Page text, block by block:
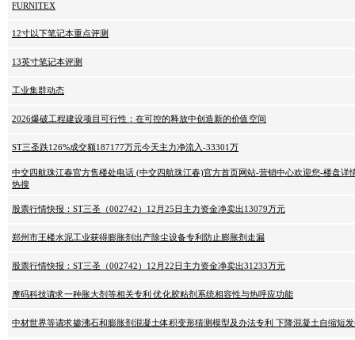
FURNITEX
12寸以下笔记本重点评测
13英寸笔记本评测
工业集群动态
2026爆破工程建设项目可行性：在可控的释放中创造新的价值空间
ST三圣跌126%成交额187177万元今天主力净流入-33301万
中交四航珠江春官方售楼处电话 (中交四航珠江春)官方首页网站-营销中心欢迎您-楼盘详
热搜
股票行情快报：ST三圣（002742）12月25日主力资金净卖出13079万元
郑州市王楼水泥工业获得膨胀剂出产除尘设备专利防止膨胀剂走漏
股票行情快报：ST三圣（002742）12月22日主力资金净卖出31233万元
摩码科技请求一种胀大剂等相关专利 优化胶粘剂系统相容性与热呼应功能
中材世界等请求掺沸石和膨胀剂混凝土体积变形猜测模型及办法专利 下降混凝土自缩短